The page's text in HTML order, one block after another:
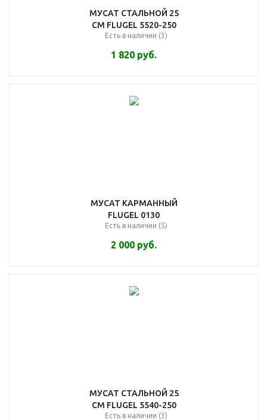
МУСАТ СТАЛЬНОЙ 25
СМ FLUGEL 5520-250
Есть в наличии (3)
1 820 руб.
МУСАТ КАРМАННЫЙ
FLUGEL 0130
Есть в наличии (5)
2 000 руб.
МУСАТ СТАЛЬНОЙ 25
СМ FLUGEL 5540-250
Есть в наличии (3)